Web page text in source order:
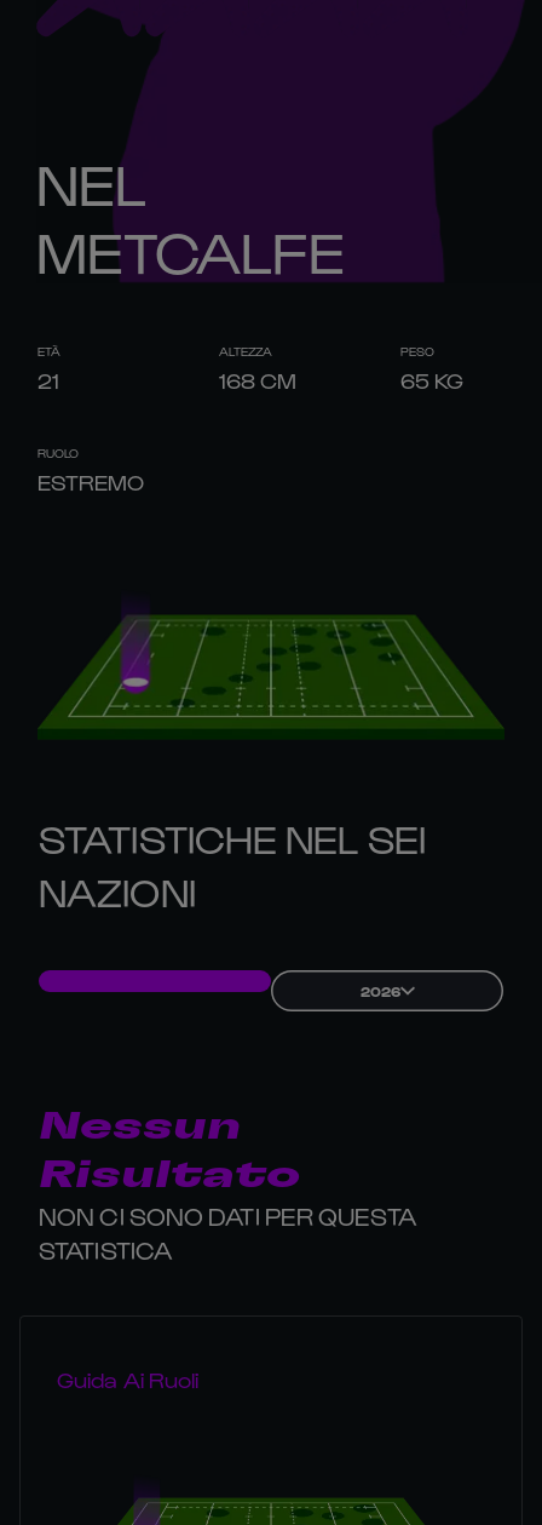
NEL
METCALFE
ETÀ
21
ALTEZZA
168CM
PESO
65 KG
RUOLO
ESTREMO
STATISTICHE NEL SEI
NAZIONI
2026
Nessun
Risultato
NON CI SONO DATI PER QUESTA
STATISTICA
Guida Ai Ruoli